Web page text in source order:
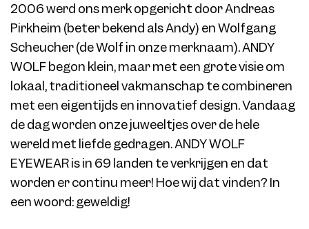
2006 werd ons merk opgericht door Andreas
Pirkheim (beter bekend als Andy) en Wolfgang
Scheucher (de Wolf in onze merknaam). ANDY
WOLF begon klein, maar met een grote visie om
lokaal, traditioneel vakmanschap te combineren
met een eigentijds en innovatief design. Vandaag
de dag worden onze juweeltjes over de hele
wereld met liefde gedragen. ANDY WOLF
EYEWEAR is in 69 landen te verkrijgen en dat
worden er continu meer! Hoe wij dat vinden? In
een woord: geweldig!